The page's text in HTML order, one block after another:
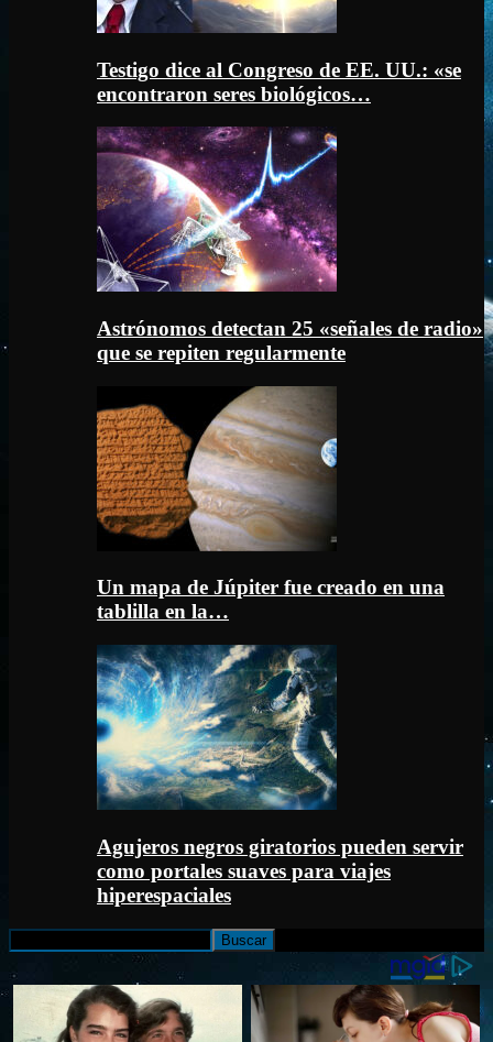
Testigo dice al Congreso de EE. UU.: «se
encontraron seres biológicos…
Astrónomos detectan 25 «señales de radio»
que se repiten regularmente
Un mapa de Júpiter fue creado en una
tablilla en la…
Agujeros negros giratorios pueden servir
como portales suaves para viajes
hiperespaciales